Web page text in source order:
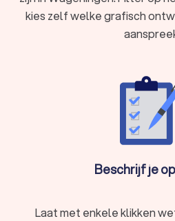
kies zelf welke grafisch
Beschrijf je
Laat met enkele klikken